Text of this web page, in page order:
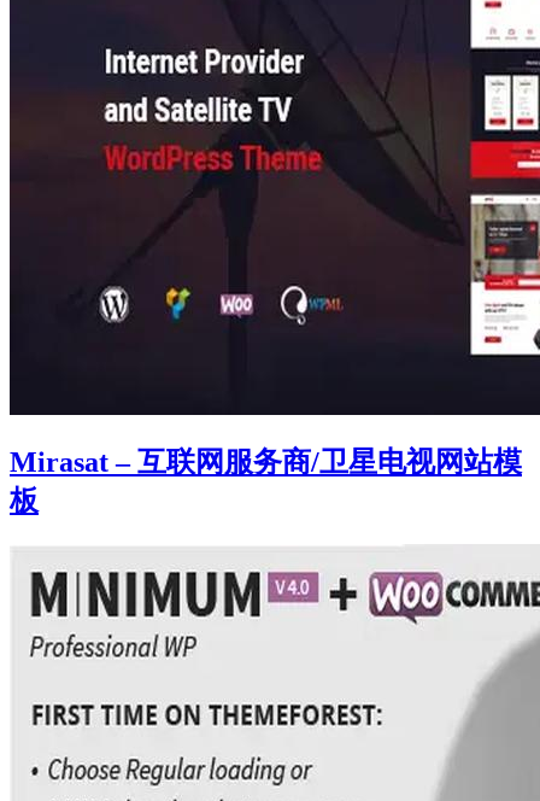
Mirasat – 互联网服务商/卫星电视网站模
板